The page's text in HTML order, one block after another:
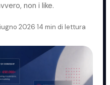
non i like.
2026·14 min di lettura